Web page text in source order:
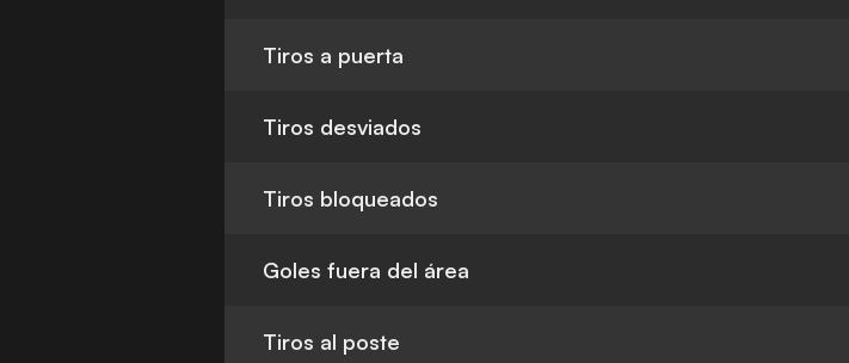
Tiros a puerta
Tiros desviados
Tiros bloqueados
Goles fuera del área
Tiros al poste